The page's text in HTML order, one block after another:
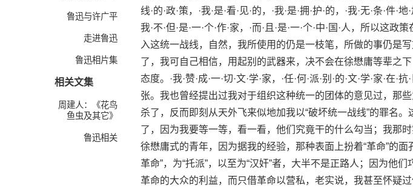
鲁迅与许广平
走进鲁迅
鲁迅相片集
相关文集
周建人：《花鸟
鱼虫及其它》
鲁迅相关
线·的·政·策，·我·是·看·见·的，·我·是·拥·护·的，·我·无·条·件·地
我·不·但·是·一·个·作·家，·而·且·是·一·个·中·国·人，所以这政
入这统一战线，自然，我所使用的仍是一枝笔，所做的事仍是
了，我可自己相信，用起别的武器来，决不会在徐懋庸等辈之
态度。·我·赞·成·一·切·文·学·家，·任·何·派·别·的·文·学·家·在·抗
张。我也曾经提出过我对于组织这种统一的团体的意见过，那
杀了，反而即刻从天外飞来似地加我以“破坏统一战线”的罪名。
了，因为我要等一等，看一看，他们究竟干的什么勾当；我那
徐懋庸式的青年，因为据我的经验，那种表面上扮着“革命”的面
革命”，为“托派”，以至为“汉奸”者，大半不是正路人；因为他
革命的大众的利益，而只借革命以营私，老实说，我甚至怀疑